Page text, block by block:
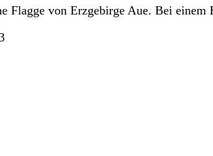
Flagge von Erzgebirge Aue. Bei einem